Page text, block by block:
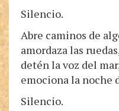
Silencio.
Abre caminos de
amordaza las
detén la voz del
emociona la noche
Silencio.